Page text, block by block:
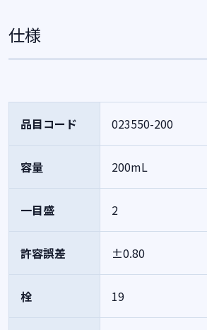
仕様
品目コード 023550-200
容量 200mL
一目盛 2
許容誤差 ±0.80
栓 19